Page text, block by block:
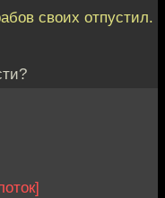
своих отпустил.